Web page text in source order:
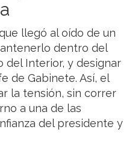
llegó al oído de un
dentro del
del Interior, y designar
de Gabinete. Así, el
la tensión, sin correr
a una de las
del presidente y